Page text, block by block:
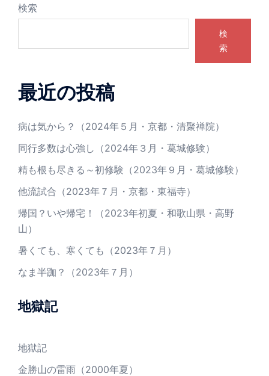
検索
検
索
最近の投稿
病は気から？（2024年５月・京都・清聚禅院）
同行多数は心強し（2024年３月・葛城修験）
精も根も尽きる～初修験（2023年９月・葛城修験）
他流試合（2023年７月・京都・東福寺）
帰国？いや帰宅！（2023年初夏・和歌山県・高野
山）
暑くても、寒くても（2023年７月）
なま半跏？（2023年７月）
地獄記
地獄記
金勝山の雷雨（2000年夏）